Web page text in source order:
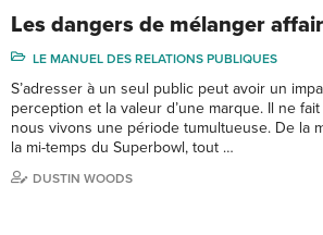
Les dangers de mélanger
LE MANUEL DES RELATIONS PUBLIQUES
S’adresser à un seul public peut avoir un
perception et la valeur d’une marque. Il ne
nous vivons une période tumultueuse. De la
la mi-temps du Superbowl, tout …
DUSTIN WOODS